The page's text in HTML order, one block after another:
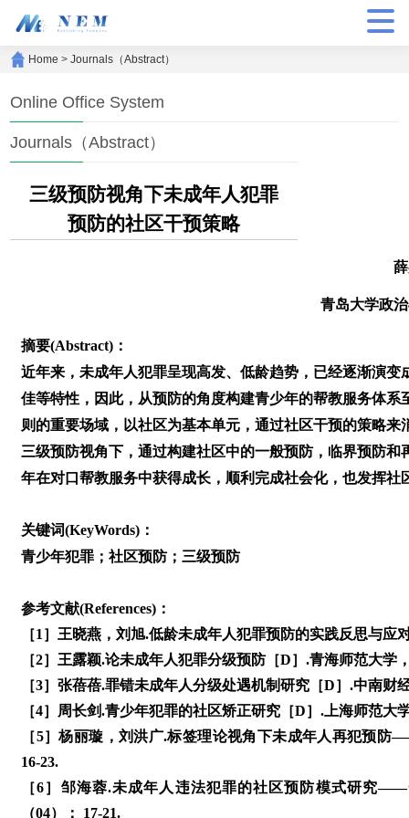
Home >Journals（Abstract）
Online Office System
Journals（Abstract）
三级预防视角下未成年人犯罪
预防的社区干预策略
青岛大学政
摘要(Abstract)：
近年来，未成年人犯罪呈现高发、低龄趋势，已经逐渐演
佳等特性，因此，从预防的角度构建青少年的帮教服务体
则的重要场域，以社区为基本单元，通过社区干预的策略
三级预防视角下，通过构建社区中的一般预防，临界预防
年在对口帮教服务中获得成长，顺利完成社会化，也发挥
关键词(KeyWords)：
青少年犯罪；社区预防；三级预防
参考文献(References)：
［1］王晓燕，刘旭.低龄未成年人犯罪预防的实践反思与
［2］王露颖.论未成年人犯罪分级预防［D］.青海师范大学
［3］张蓓蓓.罪错未成年人分级处遇机制研究［D］.中南财
［4］周长剑.青少年犯罪的社区矫正研究［D］.上海师范大
［5］杨丽璇，刘洪广.标签理论视角下未成年人再犯预
16-23.
［6］邹海蓉.未成年人违法犯罪的社区预防模式研究
（04）： 17-21.